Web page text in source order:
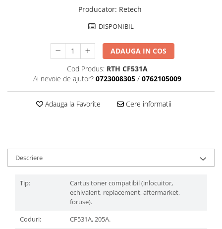
Producator: Retech
DISPONIBIL
ADAUGA IN COS
Cod Produs: RTH CF531A
Ai nevoie de ajutor? 0723008305 / 0762105009
Adauga la Favorite Cere informatii
Descriere
Tip:
Cartus toner compatibil (inlocuitor,
echivalent, replacement, aftermarket,
foruse).
Coduri:
CF531A, 205A.